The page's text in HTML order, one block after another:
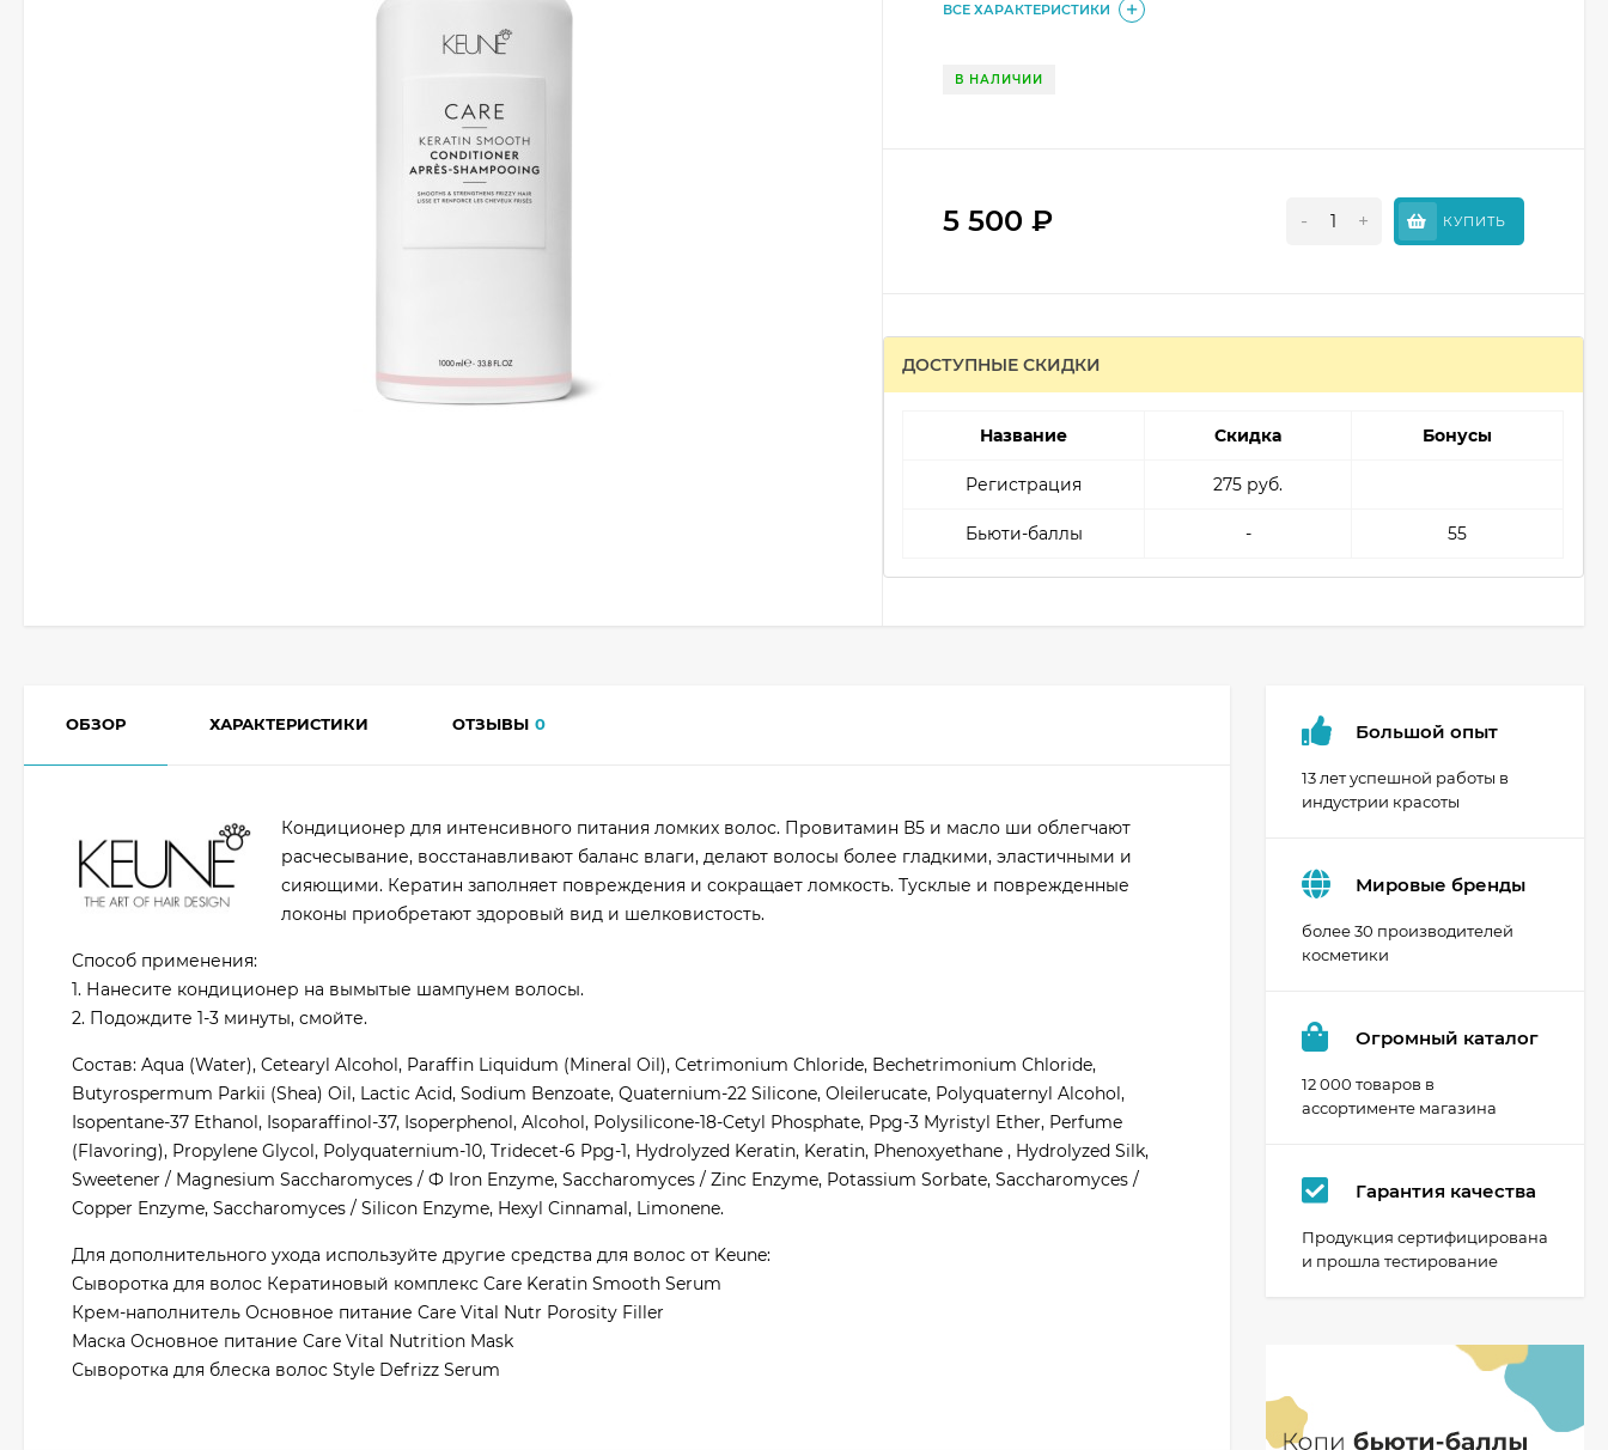
ВСЕ ХАРАКТЕРИСТИКИ
В НАЛИЧИИ
5 500₽ - + КУПИТЬ
ДОСТУПНЫЕ СКИДКИ
Название Скидка Бонусы
Регистрация 275 руб.
Бьюти-баллы - 55
ОБЗОР ХАРАКТЕРИСТИКИ ОТЗЫВЫ 0
Кондиционер для интенсивного питания ломких волос. Провитамин В5 и масло ши облегчают
расчесывание, восстанавливают баланс влаги, делают волосы более гладкими, эластичными и
сияющими. Кератин заполняет повреждения и сокращает ломкость. Тусклые и поврежденные
локоны приобретают здоровый вид и шелковистость.
Способ применения:
1. Нанесите кондиционер на вымытые шампунем волосы.
2. Подождите 1-3 минуты, смойте.
Состав: Aqua (Water), Cetearyl Alcohol, Paraffin Liquidum (Mineral Oil), Cetrimonium Chloride, Bechetrimonium Chloride,
Butyrospermum Parkii (Shea) Oil, Lactic Acid, Sodium Benzoate, Quaternium-22 Silicone, Oleilerucate, Polyquaternyl Alcohol,
Isopentane-37 Ethanol, Isoparaffinol-37, Isoperphenol, Alcohol, Polysilicone-18-Cetyl Phosphate, Ppg-3 Myristyl Ether, Perfume
(Flavoring), Propylene Glycol, Polyquaternium-10, Tridecet-6 Ppg-1, Hydrolyzed Keratin, Keratin, Phenoxyethane , Hydrolyzed Silk,
Sweetener / Magnesium Saccharomyces / Ф Iron Enzyme, Saccharomyces / Zinc Enzyme, Potassium Sorbate, Saccharomyces /
Copper Enzyme, Saccharomyces / Silicon Enzyme, Hexyl Cinnamal, Limonene.
Для дополнительного ухода используйте другие средства для волос от Keune:
Сыворотка для волос Кератиновый комплекс Care Keratin Smooth Serum
Крем-наполнитель Основное питание Care Vital Nutr Porosity Filler
Маска Основное питание Care Vital Nutrition Mask
Сыворотка для блеска волос Style Defrizz Serum
Большой опыт
13 лет успешной работы в
индустрии красоты
Мировые бренды
более 30 производителей
косметики
Огромный каталог
12 000 товаров в
ассортименте магазина
Гарантия качества
Продукция сертифицирована
и прошла тестирование